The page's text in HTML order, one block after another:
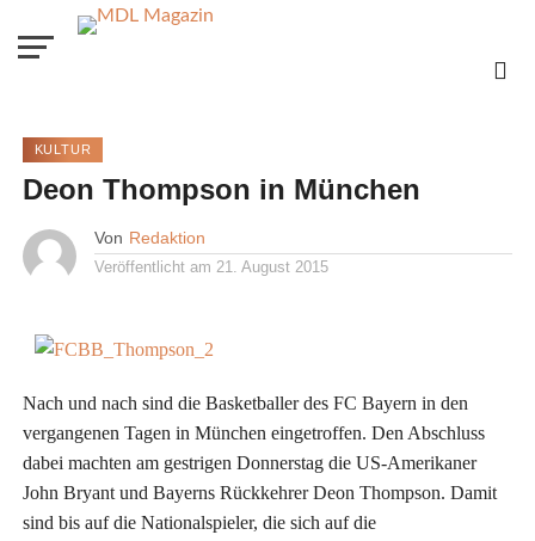
KULTUR
Deon Thompson in München
Von Redaktion
Veröffentlicht am 21. August 2015
Nach und nach sind die Basketballer des FC Bayern in den
vergangenen Tagen in München eingetroffen. Den Abschluss
dabei machten am gestrigen Donnerstag die US-Amerikaner
John Bryant und Bayerns Rückkehrer Deon Thompson. Damit
sind bis auf die Nationalspieler, die sich auf die